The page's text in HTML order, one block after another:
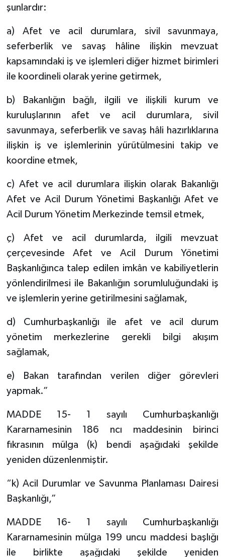
şunlardır:
a) Afet ve acil durumlara, sivil savunmaya,
seferberlik ve savaş hâline ilişkin mevzuat
kapsamındaki iş ve işlemleri diğer hizmet birimleri
ile koordineli olarak yerine getirmek,
b) Bakanlığın bağlı, ilgili ve ilişkili kurum ve
kuruluşlarının afet ve acil durumlara, sivil
savunmaya, seferberlik ve savaş hâli hazırlıklarına
ilişkin iş ve işlemlerinin yürütülmesini takip ve
koordine etmek,
c) Afet ve acil durumlara ilişkin olarak Bakanlığı
Afet ve Acil Durum Yönetimi Başkanlığı Afet ve
Acil Durum Yönetim Merkezinde temsil etmek,
ç) Afet ve acil durumlarda, ilgili mevzuat
çerçevesinde Afet ve Acil Durum Yönetimi
Başkanlığınca talep edilen imkân ve kabiliyetlerin
yönlendirilmesi ile Bakanlığın sorumluluğundaki iş
ve işlemlerin yerine getirilmesini sağlamak,
d) Cumhurbaşkanlığı ile afet ve acil durum
yönetim merkezlerine gerekli bilgi akışım
sağlamak,
e) Bakan tarafından verilen diğer görevleri
yapmak.”
MADDE 15- 1 sayılı Cumhurbaşkanlığı
Kararnamesinin 186 ncı maddesinin birinci
fıkrasının mülga (k) bendi aşağıdaki şekilde
yeniden düzenlenmiştir.
“k) Acil Durumlar ve Savunma Planlaması Dairesi
Başkanlığı,”
MADDE 16- 1 sayılı Cumhurbaşkanlığı
Kararnamesinin mülga 199 uncu maddesi başlığı
ile birlikte aşağıdaki şekilde yeniden